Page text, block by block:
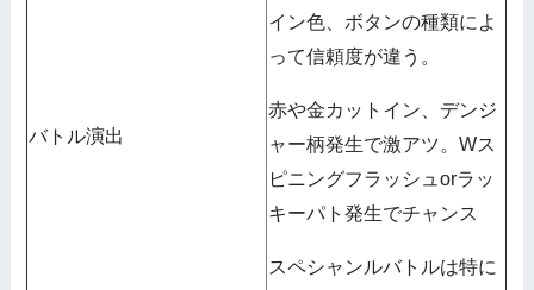
バトル演出
イン色、ボタンの種類によ
って信頼度が違う。
赤や金カットイン、デンジ
ャー柄発生で激アツ。Wス
ピニングフラッシュorラッ
キーパト発生でチャンス
スペシャンルバトルは特に